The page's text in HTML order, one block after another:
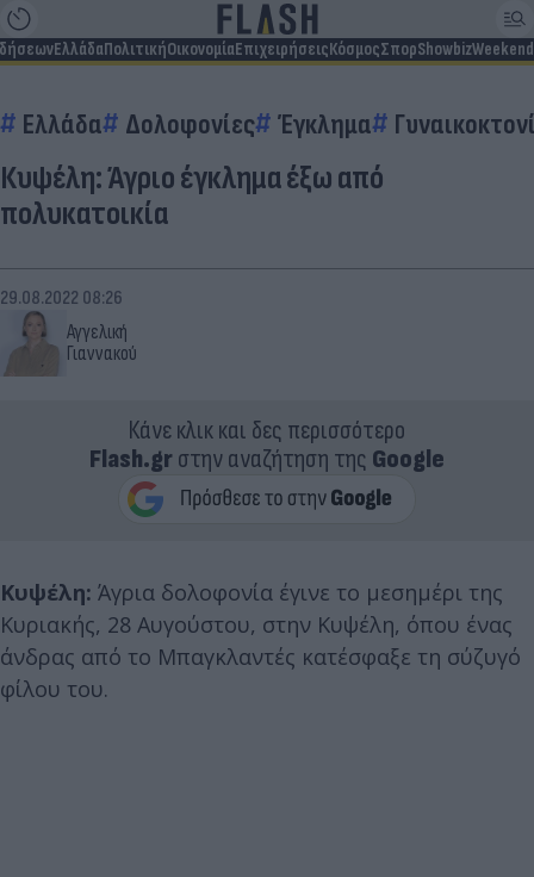
ΕλλάδαΠολιτικήΟικονομίαΕπιχειρήσειςΚόσμοςΣπορShowbizWeekend
Ελλάδα Δολοφονίες Έγκλημα
Κυψέλη: Άγριο έγκλημα έξω από
πολυκατοικία
Αγγελική
Γιαννακού
29.08.2022 08:26
Κάνε κλικ και δες περισσότερο
Flash.grστην αναζήτηση της Google
Κυψέλη: Άγρια δολοφονία έγινε το μεσημέρι της
Κυριακής, 28 Αυγούστου, στην Κυψέλη, όπου ένας
άνδρας από το Μπαγκλαντές κατέσφαξε τη σύζυγό
φίλου του.